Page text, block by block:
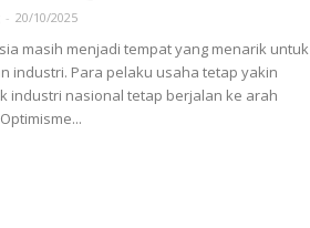
- 20/10/2025
masih menjadi tempat yang menarik untuk
industri. Para pelaku usaha tetap yakin
industri nasional tetap berjalan ke arah